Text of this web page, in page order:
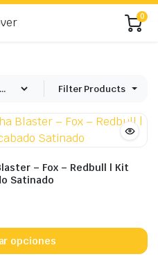
0
Filter Products
– Fox – Redbull | Kit
Satinado
opciones